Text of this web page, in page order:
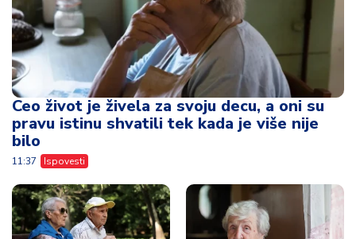
Ceo život je živela za svoju decu, a oni su
pravu istinu shvatili tek kada je više nije
bilo
11:37 Ispovesti